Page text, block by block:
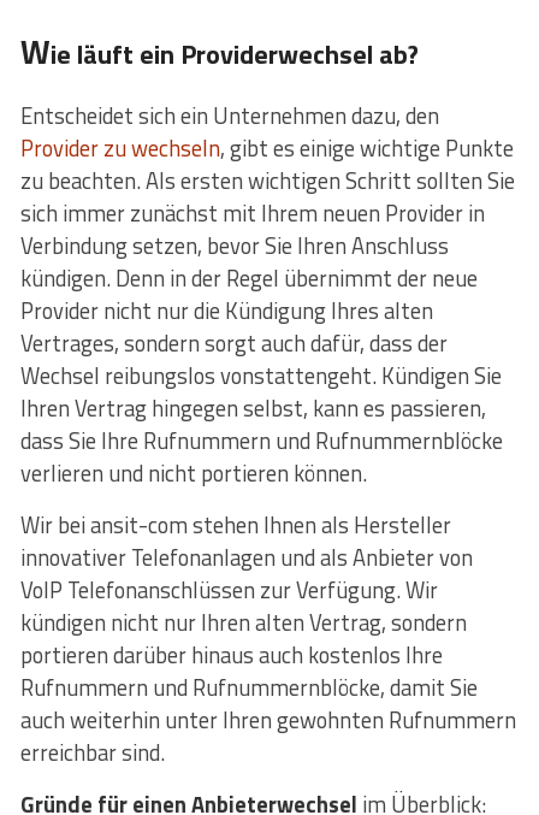
Wie läuft ein Providerwechsel ab?
Entscheidet sich ein Unternehmen dazu, den
Provider zu wechseln, gibt es einige wichtige Punkte
zu beachten. Als ersten wichtigen Schritt sollten Sie
sich immer zunächst mit Ihrem neuen Provider in
Verbindung setzen, bevor Sie Ihren Anschluss
kündigen. Denn in der Regel übernimmt der neue
Provider nicht nur die Kündigung Ihres alten
Vertrages, sondern sorgt auch dafür, dass der
Wechsel reibungslos vonstattengeht. Kündigen Sie
Ihren Vertrag hingegen selbst, kann es passieren,
dass Sie Ihre Rufnummern und Rufnummernblöcke
verlieren und nicht portieren können.
Wir bei ansit-com stehen Ihnen als Hersteller
innovativer Telefonanlagen und als Anbieter von
VoIP Telefonanschlüssen zur Verfügung. Wir
kündigen nicht nur Ihren alten Vertrag, sondern
portieren darüber hinaus auch kostenlos Ihre
Rufnummern und Rufnummernblöcke, damit Sie
auch weiterhin unter Ihren gewohnten Rufnummern
erreichbar sind.
Gründe für einen Anbieterwechsel im Überblick: